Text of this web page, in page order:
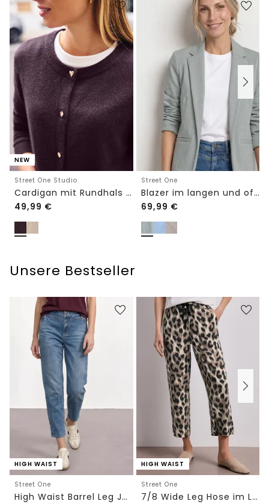
NEW
Street One Studio
Cardigan mit Rundhals und Knöpfen
49,99 €
Street One
Blazer im langen und offenen Schnitt
69,99 €
Unsere Bestseller
HIGH WAIST
Street One
High Waist Barrel Leg Jeans im Loose Fit
HIGH WAIST
Street One
7/8 Wide Leg Hose im Loose Fit mit Print